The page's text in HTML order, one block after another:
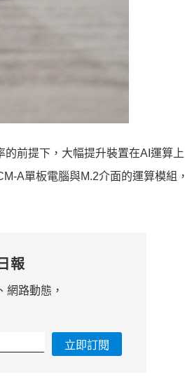
前提下，大幅提升裝置在AI運算上
A單板電腦與M.2介面的運算模組，
報
網路動態，
立即訂閱